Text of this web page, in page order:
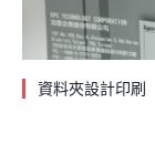
資料夾設計印刷